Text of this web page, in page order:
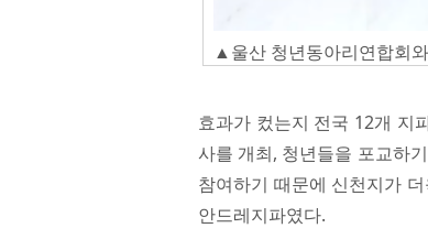
▲울산 청년동아리연합회
효과가 컸는지 전국 12개 지
사를 개최, 청년들을 포교하
참여하기 때문에 신천지가
안드레지파였다.